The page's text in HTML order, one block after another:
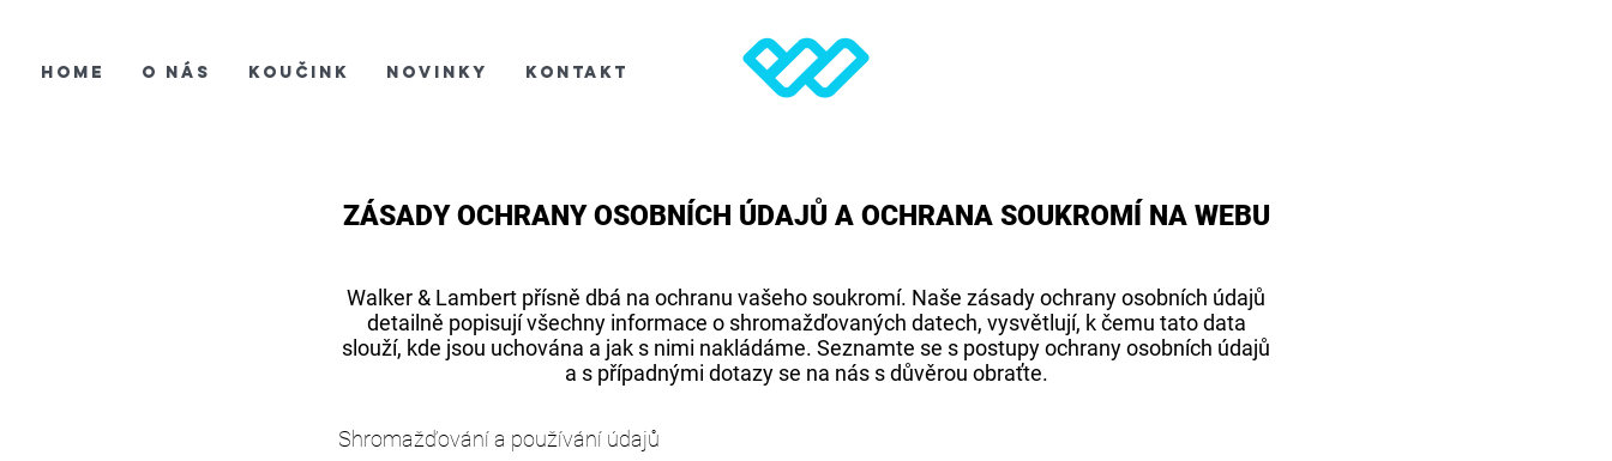
Home O nás Koučink Novinky Kontakt
ZÁSADY OCHRANY OSOBNÍCH ÚDAJŮ A OCHRANA SOUKROMÍ NA WEBU
​Walker & Lambert přísně dbá na ochranu vašeho soukromí. Naše zásady ochrany osobních údajů
detailně popisují všechny informace o shromažďovaných datech, vysvětlují, k čemu tato data
slouží, kde jsou uchována a jak s nimi nakládáme. Seznamte se s postupy ochrany osobních údajů
a s případnými dotazy se na nás s důvěrou obraťte.
Shromažďování a používání údajů